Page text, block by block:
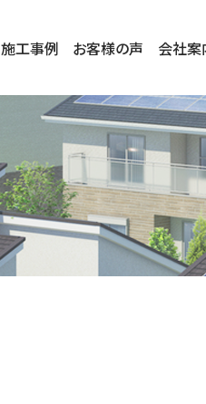
施工事例 お客様の声 会社案